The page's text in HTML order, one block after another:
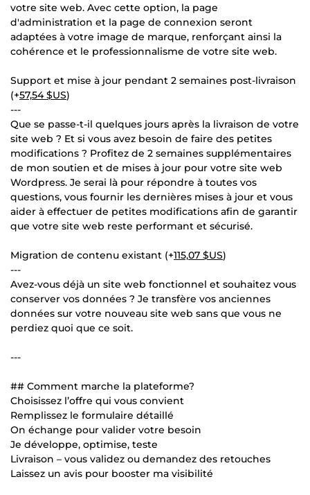
votre site web. Avec cette option, la page
d'administration et la page de connexion seront
adaptées à votre image de marque, renforçant ainsi la
cohérence et le professionnalisme de votre site web.
Support et mise à jour pendant 2 semaines post-livraison
(+57,54 $US)
---
Que se passe-t-il quelques jours après la livraison de votre
site web ? Et si vous avez besoin de faire des petites
modifications ? Profitez de 2 semaines supplémentaires
de mon soutien et de mises à jour pour votre site web
Wordpress. Je serai là pour répondre à toutes vos
questions, vous fournir les dernières mises à jour et vous
aider à effectuer de petites modifications afin de garantir
que votre site web reste performant et sécurisé.
Migration de contenu existant (+115,07 $US)
---
Avez-vous déjà un site web fonctionnel et souhaitez vous
conserver vos données ? Je transfère vos anciennes
données sur votre nouveau site web sans que vous ne
perdiez quoi que ce soit.
---
## Comment marche la plateforme?
Choisissez l’offre qui vous convient
Remplissez le formulaire détaillé
On échange pour valider votre besoin
Je développe, optimise, teste
Livraison – vous validez ou demandez des retouches
Laissez un avis pour booster ma visibilité